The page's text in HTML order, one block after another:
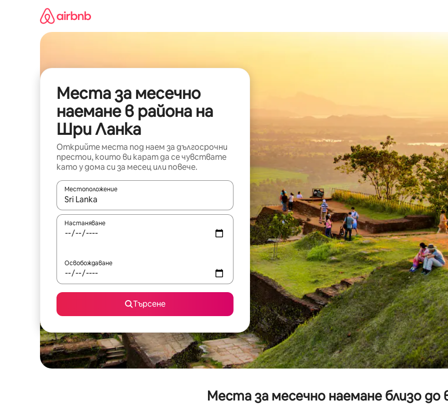
съдържанието
Места за месечно
наемане в района на
Шри Ланка
Открийте места под наем за дългосрочни
престои, които ви карат да се чувствате
като у дома си за месец или повече.
Местоположение
Когато резултатите се покажат, използвайте клавишите със стрелки нагоре и надолу или навигирайте с
Настаняване
Освобождаване
Търсене
Места за месечно наемане близо до